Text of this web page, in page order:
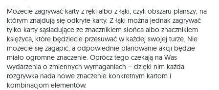
Możecie zagrywać karty z ręki albo z łąki, czyli obszaru planszy, na
którym znajdują się odkryte karty. Z łąki można jednak zagrywać
tylko karty sąsiadujące ze znacznikiem słońca albo znacznikiem
księżyca, które będziecie przesuwać w każdej swojej turze. Nie
możecie się zagapić, a odpowiednie planowanie akcji będzie
miało ogromne znaczenie. Oprócz tego czekają na Was
wydarzenia o zmiennych wymaganiach – dzięki nim każda
rozgrywka nada nowe znaczenie konkretnym kartom i
kombinacjom elementów.